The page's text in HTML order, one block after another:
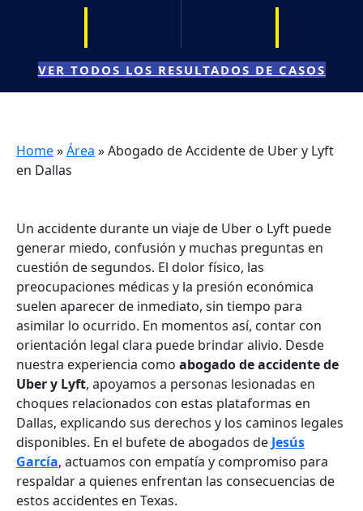
VER TODOS LOS RESULTADOS DE CASOS
Home»Área »Abogado de Accidente de Uber y Lyft
en Dallas
Un accidente durante un viaje de Uber o Lyft puede
generar miedo, confusión y muchas preguntas en
cuestión de segundos. El dolor físico, las
preocupaciones médicas y la presión económica
suelen aparecer de inmediato, sin tiempo para
asimilar lo ocurrido. En momentos así, contar con
orientación legal clara puede brindar alivio. Desde
nuestra experiencia como abogado de accidente de
Uber y Lyft, apoyamos a personas lesionadas en
choques relacionados con estas plataformas en
Dallas, explicando sus derechos y los caminos legales
disponibles. En el bufete de abogados de Jesús
García, actuamos con empatía y compromiso para
respaldar a quienes enfrentan las consecuencias de
estos accidentes en Texas.